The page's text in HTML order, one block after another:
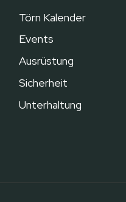
Törn Kalender
Events
Ausrüstung
Sicherheit
Unterhaltung